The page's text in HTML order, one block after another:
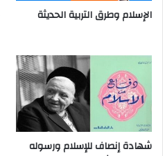
الإسلام وطرق التربية الحديثة
شهادة إنصاف للإسلام ورسوله